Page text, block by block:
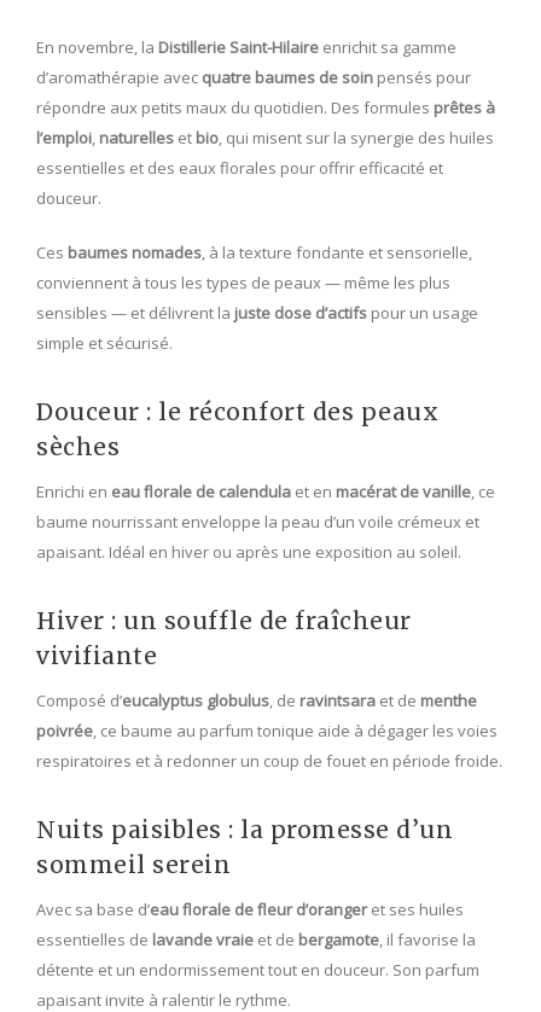
En novembre, la Distillerie Saint-Hilaire enrichit sa gamme
d’aromathérapie avec quatre baumes de soin pensés pour
répondre aux petits maux du quotidien. Des formules prêtes à
l’emploi, naturelles et bio, qui misent sur la synergie des huiles
essentielles et des eaux florales pour offrir efficacité et
douceur.
Ces baumes nomades, à la texture fondante et sensorielle,
conviennent à tous les types de peaux — même les plus
sensibles — et délivrent la juste dose d’actifs pour un usage
simple et sécurisé.
Douceur : le réconfort des peaux
sèches
Enrichi en eau florale de calendula et en macérat de vanille, ce
baume nourrissant enveloppe la peau d’un voile crémeux et
apaisant. Idéal en hiver ou après une exposition au soleil.
Hiver : un souffle de fraîcheur
vivifiante
Composé d’eucalyptus globulus, de ravintsara et de menthe
poivrée, ce baume au parfum tonique aide à dégager les voies
respiratoires et à redonner un coup de fouet en période froide.
Nuits paisibles : la promesse d’un
sommeil serein
Avec sa base d’eau florale de fleur d’orangeret ses huiles
essentielles de lavande vraie et de bergamote, il favorise la
détente et un endormissement tout en douceur. Son parfum
apaisant invite à ralentir le rythme.